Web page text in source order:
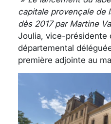
capitale provençale de
dès 2017 par Martine
Joulia, vice-présidente
départemental
première adjointe au